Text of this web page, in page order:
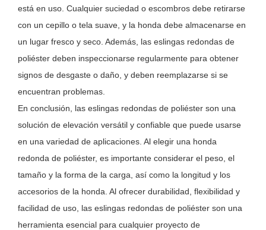
está en uso. Cualquier suciedad o escombros debe retirarse
con un cepillo o tela suave, y la honda debe almacenarse en
un lugar fresco y seco. Además, las eslingas redondas de
poliéster deben inspeccionarse regularmente para obtener
signos de desgaste o daño, y deben reemplazarse si se
encuentran problemas.
En conclusión, las eslingas redondas de poliéster son una
solución de elevación versátil y confiable que puede usarse
en una variedad de aplicaciones. Al elegir una honda
redonda de poliéster, es importante considerar el peso, el
tamaño y la forma de la carga, así como la longitud y los
accesorios de la honda. Al ofrecer durabilidad, flexibilidad y
facilidad de uso, las eslingas redondas de poliéster son una
herramienta esencial para cualquier proyecto de